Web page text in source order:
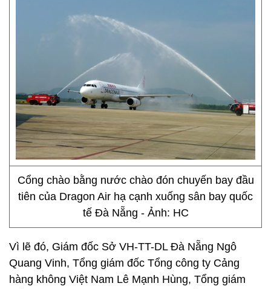
Cổng chào bằng nước chào đón chuyến bay đầu
tiên của Dragon Air hạ cạnh xuống sân bay quốc
tế Đà Nẵng - Ảnh: HC
Vì lẽ đó, Giám đốc Sở VH-TT-DL Đà Nẵng Ngô
Quang Vinh, Tổng giám đốc Tổng công ty Cảng
hàng không Việt Nam Lê Mạnh Hùng, Tổng giám